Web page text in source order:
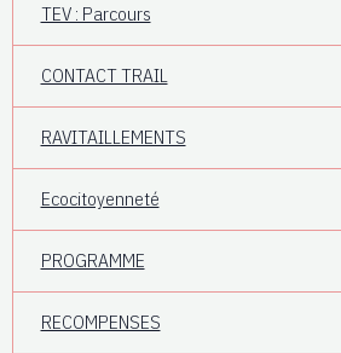
TEV : Parcours
CONTACT TRAIL
RAVITAILLEMENTS
Ecocitoyenneté
PROGRAMME
RECOMPENSES